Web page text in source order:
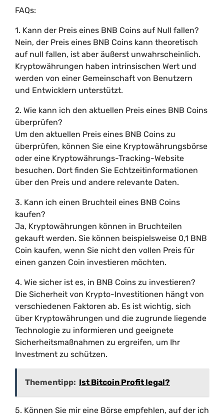
FAQs:
1. Kann der Preis eines BNB Coins auf Null fallen?
Nein, der Preis eines BNB Coins kann theoretisch
auf null fallen, ist aber äußerst unwahrscheinlich.
Kryptowährungen haben intrinsischen Wert und
werden von einer Gemeinschaft von Benutzern
und Entwicklern unterstützt.
2. Wie kann ich den aktuellen Preis eines BNB Coins
überprüfen?
Um den aktuellen Preis eines BNB Coins zu
überprüfen, können Sie eine Kryptowährungsbörse
oder eine Kryptowährungs-Tracking-Website
besuchen. Dort finden Sie Echtzeitinformationen
über den Preis und andere relevante Daten.
3. Kann ich einen Bruchteil eines BNB Coins
kaufen?
Ja, Kryptowährungen können in Bruchteilen
gekauft werden. Sie können beispielsweise 0,1 BNB
Coin kaufen, wenn Sie nicht den vollen Preis für
einen ganzen Coin investieren möchten.
4. Wie sicher ist es, in BNB Coins zu investieren?
Die Sicherheit von Krypto-Investitionen hängt von
verschiedenen Faktoren ab. Es ist wichtig, sich
über Kryptowährungen und die zugrunde liegende
Technologie zu informieren und geeignete
Sicherheitsmaßnahmen zu ergreifen, um Ihr
Investment zu schützen.
Thementipp: Ist Bitcoin Profit legal?
5. Können Sie mir eine Börse empfehlen, auf der ich